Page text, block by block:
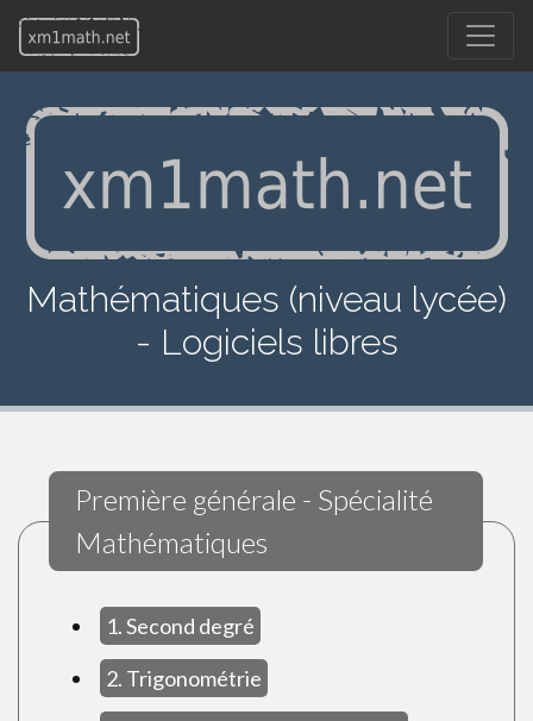
Mathématiques (niveau lycée)
- Logiciels libres
Première générale - Spécialité
Mathématiques
1. Second degré
2. Trigonométrie